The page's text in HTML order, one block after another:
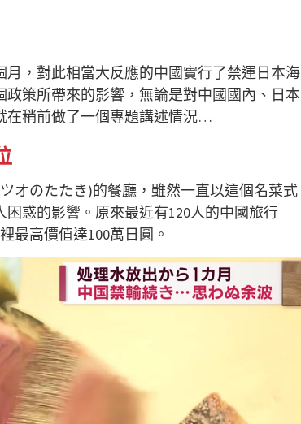
，對此相當大反應的中國實行了禁運日本海
策所帶來的影響，無論是對中國國內、日本
在稍前做了一個專題講述情況…
オのたたき)的餐廳，雖然一直以這個名菜式
惑的影響。原來最近有120人的中國旅行
最高價值達100萬日圓。